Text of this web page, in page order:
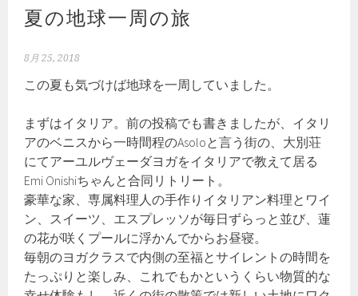
夏の地球一周の旅
8月 25, 2018
この夏も気づけば地球を一周していました。
まずはイタリア。前の投稿でも書きましたが、イタリ
アのベニスから一時間程のAsoloと言う街の、大別荘
にてアーユルヴェーダヨガをイタリアで教えて居る
Emi Onishiちゃんと合同リトリート。
豪華な家、専属料理人の手作りイタリアン料理とワイ
ン、スイーツ、エスプレッソが毎日ずらっと並び、蓮
の花が咲くプールに浮かんでからお昼寝。
毎朝のヨガクラスで内側の至福とサイレントの時間を
たっぷりと楽しみ、これでもかというくらい物質的な